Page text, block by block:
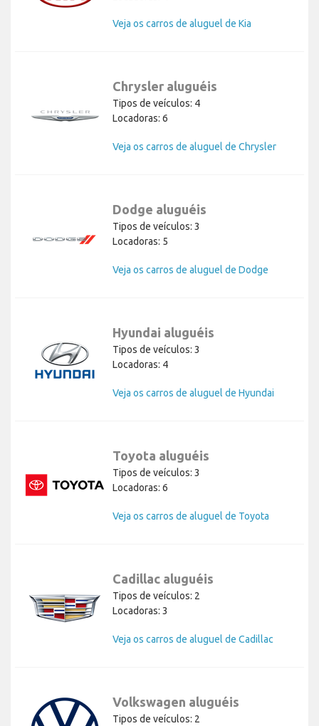
Veja os carros de aluguel de Kia
Chrysler aluguéis
Tipos de veículos: 4
Locadoras: 6
Veja os carros de aluguel de Chrysler
Dodge aluguéis
Tipos de veículos: 3
Locadoras: 5
Veja os carros de aluguel de Dodge
Hyundai aluguéis
Tipos de veículos: 3
Locadoras: 4
Veja os carros de aluguel de Hyundai
Toyota aluguéis
Tipos de veículos: 3
Locadoras: 6
Veja os carros de aluguel de Toyota
Cadillac aluguéis
Tipos de veículos: 2
Locadoras: 3
Veja os carros de aluguel de Cadillac
Volkswagen aluguéis
Tipos de veículos: 2